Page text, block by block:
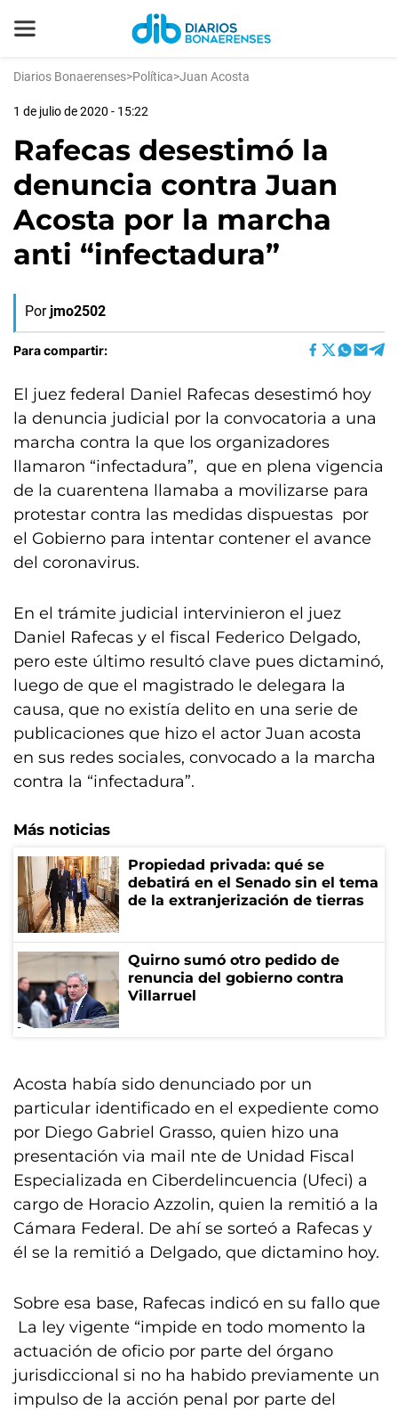
Diarios Bonaerenses>Política>Juan Acosta
1 de julio de 2020 - 15:22
Rafecas desestimó la
denuncia contra Juan
Acosta por la marcha
anti “infectadura”
Por jmo2502
Para compartir:
El juez federal Daniel Rafecas desestimó hoy
la denuncia judicial por la convocatoria a una
marcha contra la que los organizadores
llamaron “infectadura”, que en plena vigencia
de la cuarentena llamaba a movilizarse para
protestar contra las medidas dispuestas por
el Gobierno para intentar contener el avance
del coronavirus.
En el trámite judicial intervinieron el juez
Daniel Rafecas y el fiscal Federico Delgado,
pero este último resultó clave pues dictaminó,
luego de que el magistrado le delegara la
causa, que no existía delito en una serie de
publicaciones que hizo el actor Juan acosta
en sus redes sociales, convocado a la marcha
contra la “infectadura”.
Más noticias
Propiedad privada: qué se
debatirá en el Senado sin el tema
de la extranjerización de tierras
Quirno sumó otro pedido de
renuncia del gobierno contra
Villarruel
Acosta había sido denunciado por un
particular identificado en el expediente como
por Diego Gabriel Grasso, quien hizo una
presentación via mail nte de Unidad Fiscal
Especializada en Ciberdelincuencia (Ufeci) a
cargo de Horacio Azzolin, quien la remitió a la
Cámara Federal. De ahí se sorteó a Rafecas y
él se la remitió a Delgado, que dictamino hoy.
Sobre esa base, Rafecas indicó en su fallo que
La ley vigente “impide en todo momento la
actuación de oficio por parte del órgano
jurisdiccional si no ha habido previamente un
impulso de la acción penal por parte del